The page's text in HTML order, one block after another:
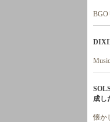
BGO
成し
懐か